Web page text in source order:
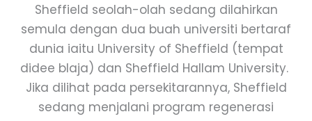
Sheffield seolah-olah sedang dilahirkan
semula dengan dua buah universiti bertaraf
dunia iaitu University of Sheffield (tempat
didee blaja) dan Sheffield Hallam University.
Jika dilihat pada persekitarannya, Sheffield
sedang menjalani program regenerasi